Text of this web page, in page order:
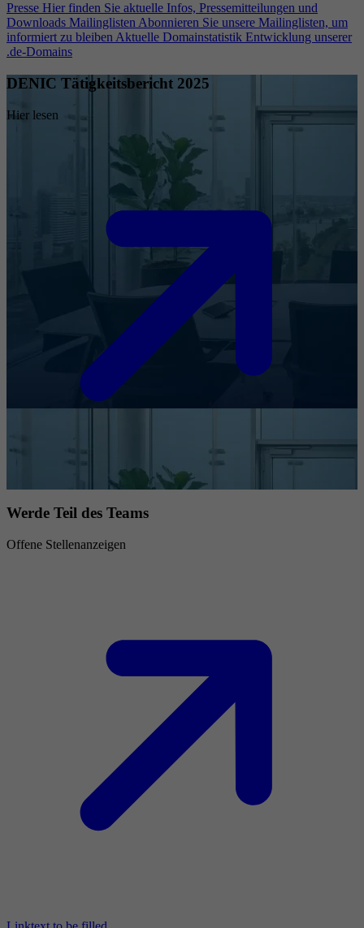
Presse Hier finden Sie aktuelle Infos, Pressemitteilungen und
Downloads Mailinglisten Abonnieren Sie unsere Mailinglisten, um
informiert zu bleiben Aktuelle Domainstatistik Entwicklung unserer
.de-Domains
DENIC Tätigkeitsbericht 2025
Hier lesen
Werde Teil des Teams
Offene Stellenanzeigen